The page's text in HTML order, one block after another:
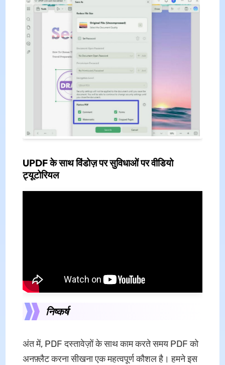
UPDF के साथ विंडोज़ पर सुविधाओं पर वीडियो
ट्यूटोरियल
निष्कर्ष
अंत में, PDF दस्तावेज़ों के साथ काम करते समय PDF को
अनफ़्लैट करना सीखना एक महत्वपूर्ण कौशल है। हमने इस